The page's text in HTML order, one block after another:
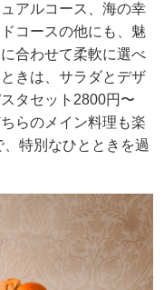
アルコース、海の幸
コースの他にも、魅
合わせて柔軟に選べ
きは、サラダとデザ
タセット2800円〜
らのメイン料理も楽
特別なひとときを過